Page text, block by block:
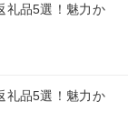
礼品5選！魅力か
礼品5選！魅力か